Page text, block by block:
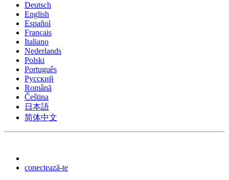
Deutsch
English
Español
Français
Italiano
Nederlands
Polski
Português
Pусский
Română
Čeština
日本語
简体中文
conectează-te